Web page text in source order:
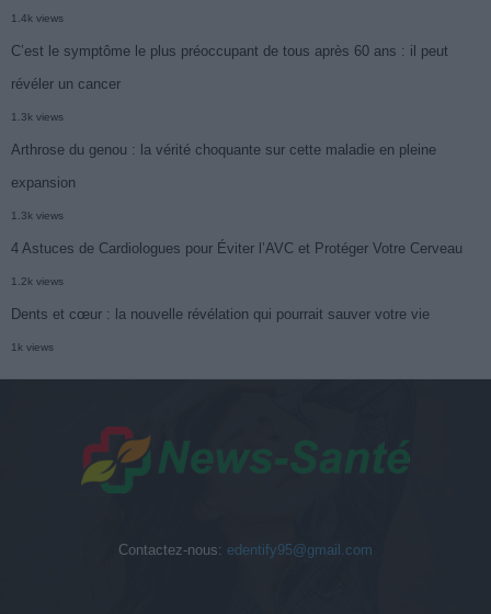
1.4k views
C’est le symptôme le plus préoccupant de tous après 60 ans : il peut
révéler un cancer
1.3k views
Arthrose du genou : la vérité choquante sur cette maladie en pleine
expansion
1.3k views
4 Astuces de Cardiologues pour Éviter l’AVC et Protéger Votre Cerveau
1.2k views
Dents et cœur : la nouvelle révélation qui pourrait sauver votre vie
1k views
Contactez-nous: edentify95@gmail.com